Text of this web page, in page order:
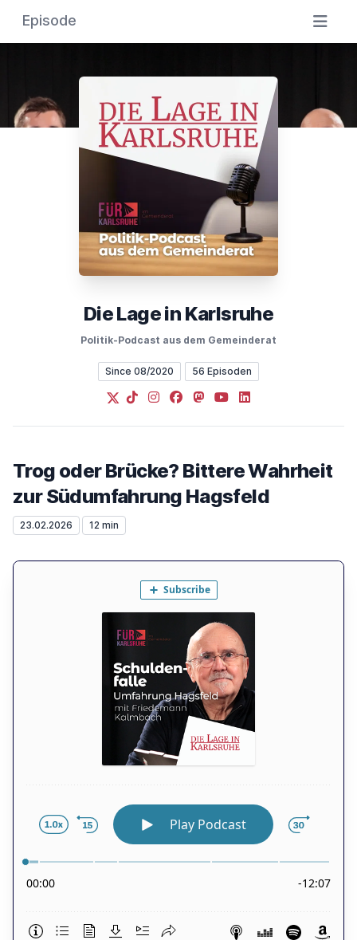
Episode
Die Lage in Karlsruhe
Politik-Podcast aus dem Gemeinderat
Since 08/2020 56 Episoden
X TikTokInstagram
Facebook
Mastodon
YouTubeLinkedIn
Trog oder Brücke? Bittere Wahrheit
zur Südumfahrung Hagsfeld
23.02.2026 12 min